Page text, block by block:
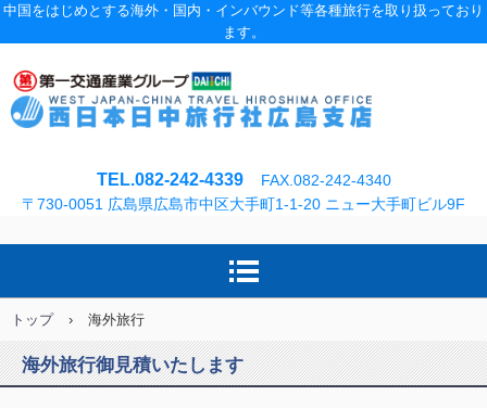
中国をはじめとする海外・国内・インバウンド等各種旅行を取り扱っており
ます。
TEL.082-242-4339
FAX.082-242-4340
〒730-0051 広島県広島市中区大手町1-1-20 ニュー大手町ビル9F
トップ › 海外旅行
海外旅行御見積いたします